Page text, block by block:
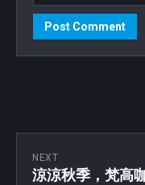
NEXT
涼涼秋季，梵高